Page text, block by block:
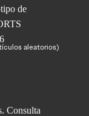
aleatorios)
Consulta